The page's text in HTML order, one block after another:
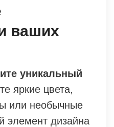
ваших
уникальный
яркие цвета,
или необычные
элемент дизайна